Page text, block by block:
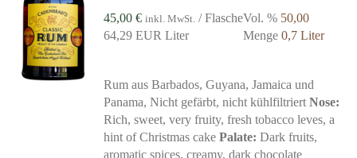
45,00€ inkl. MwSt. / Flasche
64,29 EUR Liter
Vol. % 50,00
Menge0,7 Liter
Rum aus Barbados, Guyana, Jamaica und
Panama, Nicht gefärbt, nicht kühlfiltriertNose:
Rich, sweet, very fruity, fresh tobacco leves, a
hint of Christmas cakePalate: Dark fruits,
aromatic spices, creamy, dark chocolate